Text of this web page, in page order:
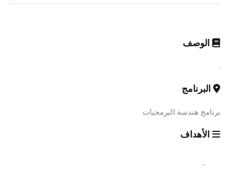
الوصف
.
البرنامج
برنامج هندسة البرمجيات
الأهداف
..